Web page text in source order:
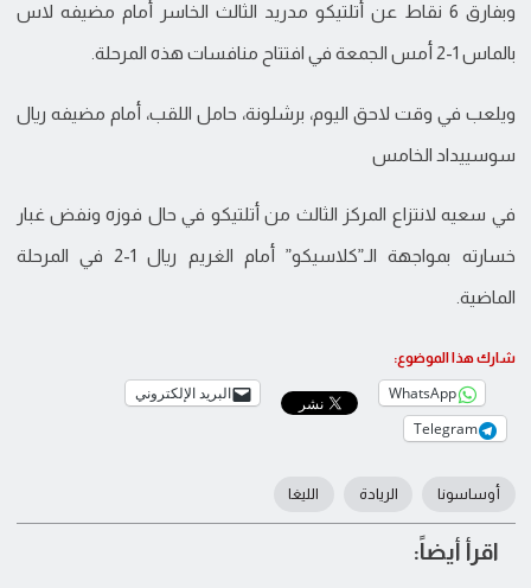
وبفارق 6 نقاط عن أتلتيكو مدريد الثالث الخاسر أمام مضيفه لاس
بالماس 1-2 أمس الجمعة في افتتاح منافسات هذه المرحلة.
ويلعب في وقت لاحق اليوم، برشلونة، حامل اللقب، أمام مضيفه ريال
سوسييداد الخامس
في سعيه لانتزاع المركز الثالث من أتلتيكو في حال فوزه ونفض غبار
خسارته بمواجهة الـ”كلاسيكو” أمام الغريم ريال 1-2 في المرحلة
الماضية.
شارك هذا الموضوع:
WhatsApp
البريد الإلكتروني
Telegram
أوساسونا الريادة الليغا
اقرأ أيضاً: